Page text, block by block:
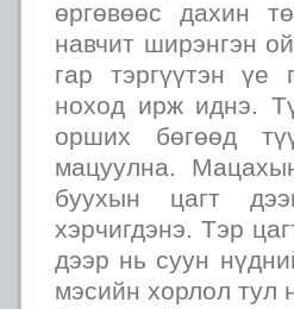
өргөвөөс дахин
навчит ширэнгэн
гар тэргүүтэн үе
ноход ирж иднэ.
орших бөгөөд
мацуулна.
буухын цагт
хэрчигдэнэ. Тэр
дээр нь суун
мэсийн хорлол тул